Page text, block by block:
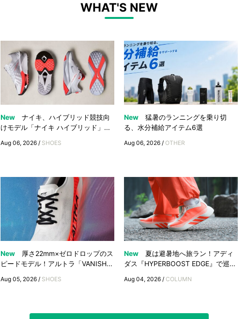
WHAT'S NEW
New
ナイキ、ハイブリッド競技向
けモデル「ナイキ ハイブリッド」...
Aug 06, 2026 / SHOES
New
猛暑のランニングを乗り切
る、水分補給アイテム6選
Aug 06, 2026 / OTHER
New
厚さ22mm×ゼロドロップのス
ピードモデル！アルトラ「VANISH...
Aug 05, 2026 / SHOES
New
夏は避暑地へ旅ラン！アディ
ダス『HYPERBOOST EDGE』で巡...
Aug 04, 2026 / COLUMN